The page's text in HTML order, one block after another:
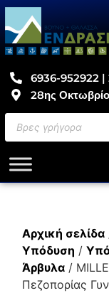
6936-952922
28ης
Αρχική σελίδα
Υπόδυση /
Άρβυλα/
Πεζοπορίας